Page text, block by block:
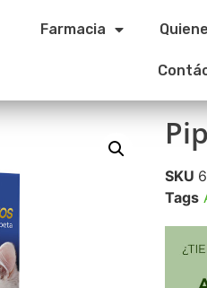
Farmacia
SKU
Tags